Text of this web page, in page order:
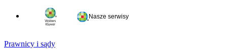
Nasze serwisy
Prawnicy i sądy